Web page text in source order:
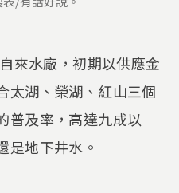
來水廠，初期以供應金
太湖、榮湖、紅山三個
普及率，高達九成以
是地下井水。